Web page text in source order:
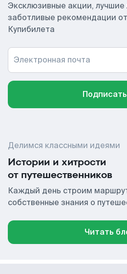
Эксклюзивные акции, лучшие
заботливые рекомендации
Купибилета
Электронная почта
Делимся классными идеями
Истории и хитрости
от путешественников
Каждый день строим
собственные знания о
Читать